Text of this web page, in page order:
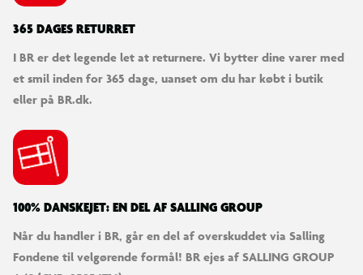
365 DAGES RETURRET
I BR er det legende let at returnere. Vi bytter dine varer med
et smil inden for 365 dage, uanset om du har købt i butik
eller på BR.dk.
100% DANSKEJET: EN DEL AF SALLING GROUP
Når du handler i BR, går en del af overskuddet via Salling
Fondene til velgørende formål! BR ejes af SALLING GROUP